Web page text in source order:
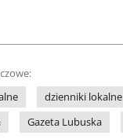
dzienniki lokalne
Gazeta Lubuska